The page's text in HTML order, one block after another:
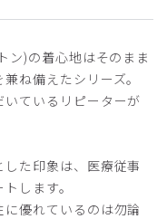
ン)の着心地はそのまま
ね備えたシリーズ。
ているリピーターが
た印象は、医療従事
します。
優れているのは勿論